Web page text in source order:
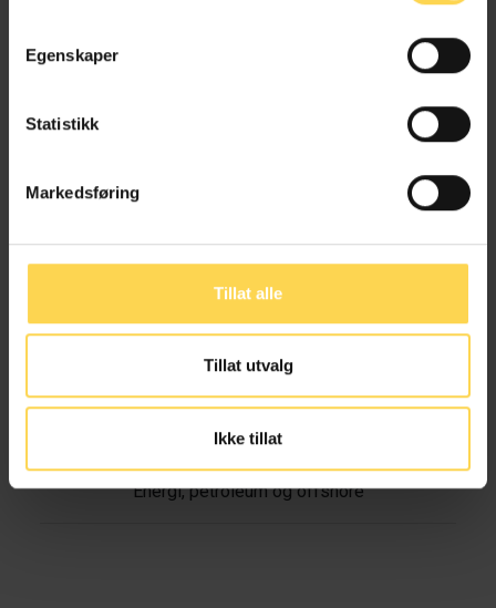
Egenskaper
Statistikk
Markedsføring
Tillat alle
Tillat utvalg
Ikke tillat
Energi, petroleum og offshore